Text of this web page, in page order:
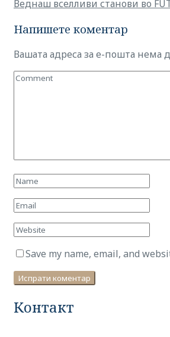
Веднаш вселливи станови во
Напишете коментар
Вашата адреса за е-пошта нема
Save my name, email, and
Контакт